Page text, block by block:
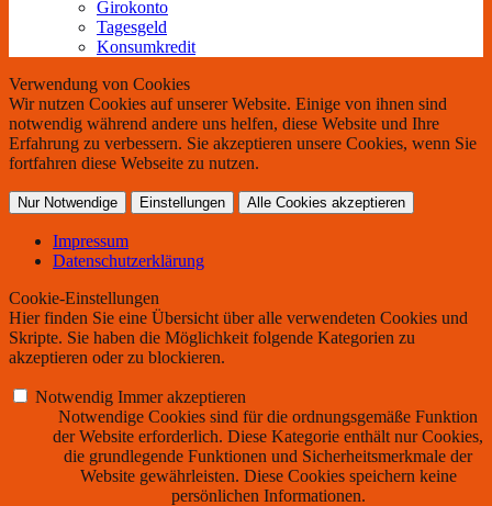
Girokonto
Tagesgeld
Konsumkredit
Verwendung von Cookies
Wir nutzen Cookies auf unserer Website. Einige von ihnen sind
notwendig während andere uns helfen, diese Website und Ihre
Erfahrung zu verbessern. Sie akzeptieren unsere Cookies, wenn Sie
fortfahren diese Webseite zu nutzen.
Nur Notwendige Einstellungen Alle Cookies akzeptieren
Impressum
Datenschutzerklärung
Cookie-Einstellungen
Hier finden Sie eine Übersicht über alle verwendeten Cookies und
Skripte. Sie haben die Möglichkeit folgende Kategorien zu
akzeptieren oder zu blockieren.
Notwendig Immer akzeptieren
Notwendige Cookies sind für die ordnungsgemäße Funktion
der Website erforderlich. Diese Kategorie enthält nur Cookies,
die grundlegende Funktionen und Sicherheitsmerkmale der
Website gewährleisten. Diese Cookies speichern keine
persönlichen Informationen.